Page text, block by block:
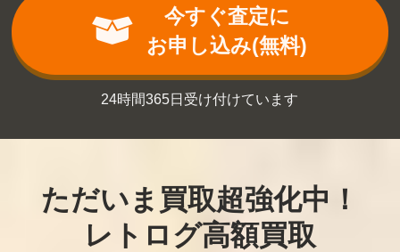
今すぐ査定に
お申し込み(無料)
24時間365日受け付けています
ただいま買取超強化中！
レトログ高額買取